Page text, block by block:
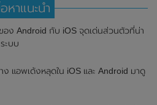
หาแนะนำ
อง Android กับ iOS จุดเด่นส่วนตัวที่น่า
ะบบ
แอพเด้งหลุดใน iOS และ Android มาดู